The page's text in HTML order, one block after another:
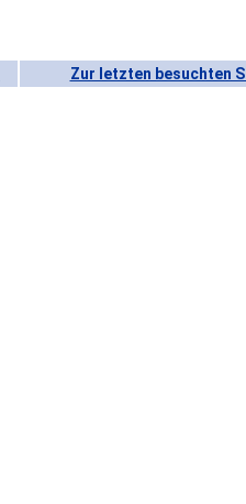
Zur letzten besuchten